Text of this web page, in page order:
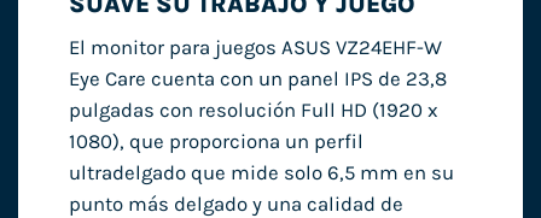
El monitor para juegos ASUS VZ24EHF-W
Eye Care cuenta con un panel IPS de 23,8
pulgadas con resolución Full HD (1920 x
1080), que proporciona un perfil
ultradelgado que mide solo 6,5 mm en su
punto más delgado y una calidad de